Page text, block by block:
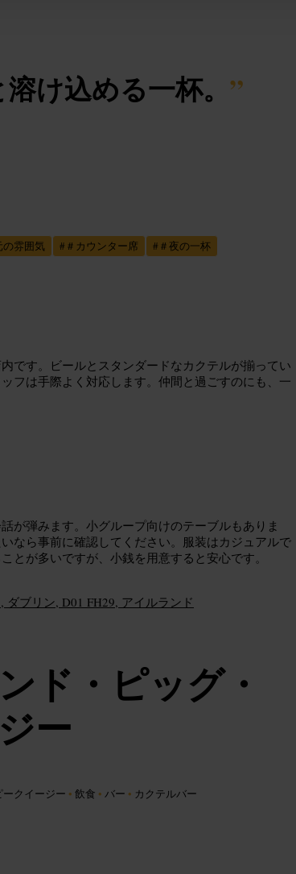
け込める一杯。 ”
の雰囲気 # ＃カウンター席 # ＃夜の一杯
です。ビールとスタンダードなカクテルが揃ってい
フは手際よく対応します。仲間と過ごすのにも、一
が弾みます。小グループ向けのテーブルもありま
なら事前に確認してください。服装はカジュアルで
とが多いですが、小銭を用意すると安心です。
ブリン, D01 FH29, アイルランド
ド・ピッグ・
ー
ークイージー • 飲食 • バー • カクテルバー